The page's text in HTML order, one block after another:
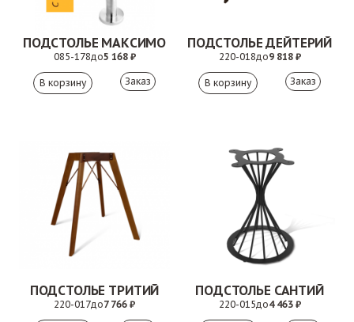
ПОДСТОЛЬЕ МАКСИМО
085-178до5 168 ₽
Заказ
ПОДСТОЛЬЕ ДЕЙТЕРИЙ
220-018до9 818 ₽
Заказ
ПОДСТОЛЬЕ ТРИТИЙ
220-017до7 766 ₽
ПОДСТОЛЬЕ САНТИЙ
220-015до4 463 ₽